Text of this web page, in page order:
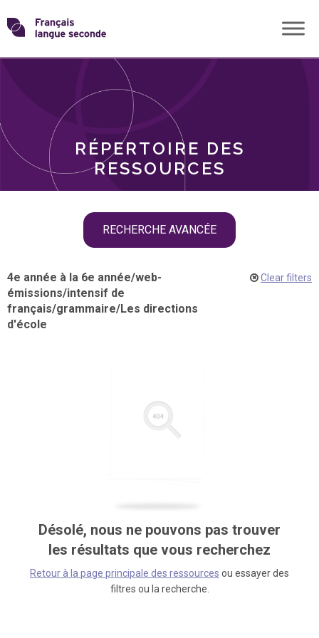
Skip
toTransformons
langue
RÉPERTOIRE DES
RESSOURCES
RECHERCHE AVANCÉE
THÈMES
4e année à la 6e année/web-
émissions/intensif de
français/grammaire/Les directions
d'école
Clear filters
Désolé, nous ne pouvons pas trouver
les résultats que vous recherchez
Retour à la page principale des ressources ou essayer des
filtres ou la recherche.